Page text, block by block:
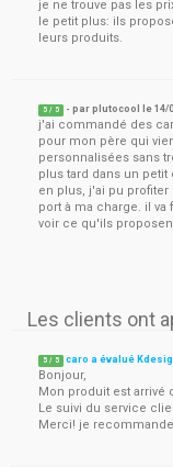
je ne trouve pas les
le petit plus: ils
leurs produits.
5 / 5 - parplutocool le14/
j'ai commandé des
pour mon père qui
personnalisées sans
plus tard dans un petit
en plus, j'ai pu profiter
port à ma charge. il
voir ce qu'ils
Les clients ont
5 / 5 caro a évalué
Bonjour,
Mon produit est arrivé
Le suivi du service
Merci! je recommande